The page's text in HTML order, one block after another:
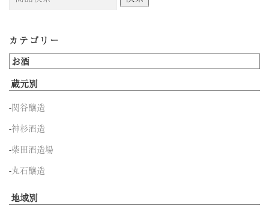
象:
カテゴリー
お酒
蔵元別
-関谷醸造
-神杉酒造
-柴田酒造場
-丸石醸造
地域別